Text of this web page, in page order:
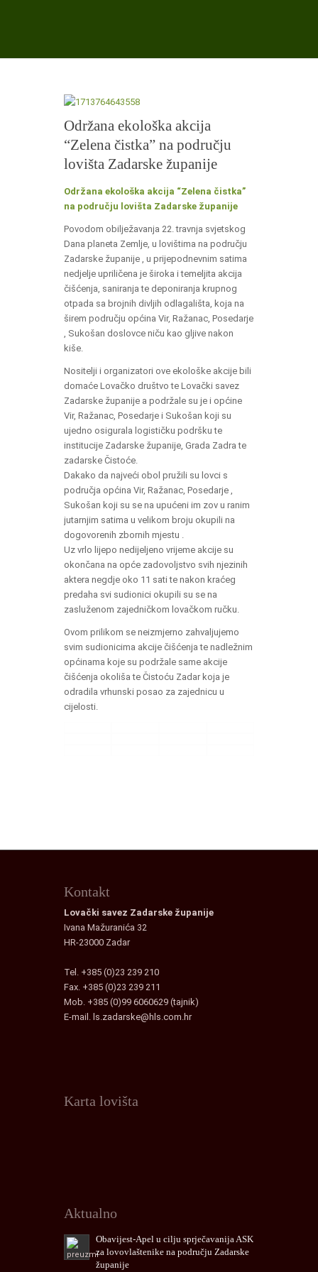
Održana ekološka akcija
“Zelena čistka” na području
lovišta Zadarske županije
Održana ekološka akcija “Zelena čistka”
na području lovišta Zadarske županije
Povodom obilježavanja 22. travnja svjetskog
Dana planeta Zemlje, u lovištima na području
Zadarske županije , u prijepodnevnim satima
nedjelje upriličena je široka i temeljita akcija
čišćenja, saniranja te deponiranja krupnog
otpada sa brojnih divljih odlagališta, koja na
širem području općina Vir, Ražanac, Posedarje
, Sukošan doslovce niču kao gljive nakon
kiše.
Nositelji i organizatori ove ekološke akcije bili
domaće Lovačko društvo te Lovački savez
Zadarske županije a podržale su je i općine
Vir, Ražanac, Posedarje i Sukošan koji su
ujedno osigurala logističku podršku te
institucije Zadarske županije, Grada Zadra te
zadarske Čistoće.
Dakako da najveći obol pružili su lovci s
područja općina Vir, Ražanac, Posedarje ,
Sukošan koji su se na upućeni im zov u ranim
jutarnjim satima u velikom broju okupili na
dogovorenih zbornih mjestu .
Uz vrlo lijepo nedijeljeno vrijeme akcije su
okončana na opće zadovoljstvo svih njezinih
aktera negdje oko 11 sati te nakon kraćeg
predaha svi sudionici okupili su se na
zasluženom zajedničkom lovačkom ručku.
Ovom prilikom se neizmjerno zahvaljujemo
svim sudionicima akcije čišćenja te nadležnim
općinama koje su podržale same akcije
čišćenja okoliša te Čistoću Zadar koja je
odradila vrhunski posao za zajednicu u
cijelosti.
Kontakt
Lovački savez Zadarske županije
Ivana Mažuranića 32
HR-23000 Zadar
Tel. +385 (0)23 239 210
Fax. +385 (0)23 239 211
Mob. +385 (0)99 6060629 (tajnik)
E-mail. ls.zadarske@hls.com.hr
Karta lovišta
Aktualno
Obavijest-Apel u cilju sprječavanija ASK
za lovovlaštenike na području Zadarske
županije